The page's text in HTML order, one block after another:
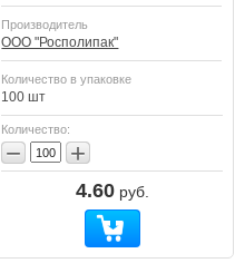
Производитель
ООО "Росполипак"
Количество в упаковке
100 шт
Количество:
− +
4.60руб.